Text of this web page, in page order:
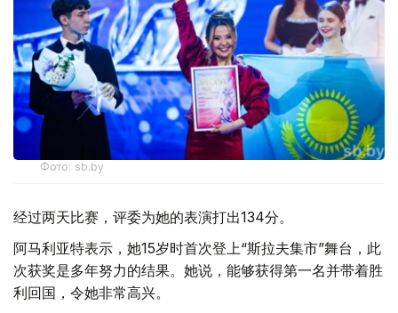
Фото: sb.by
经过两天比赛，评委为她的表演打出134分。
阿马利亚特表示，她15岁时首次登上“斯拉夫集市”舞台，此
次获奖是多年努力的结果。她说，能够获得第一名并带着胜
利回国，令她非常高兴。